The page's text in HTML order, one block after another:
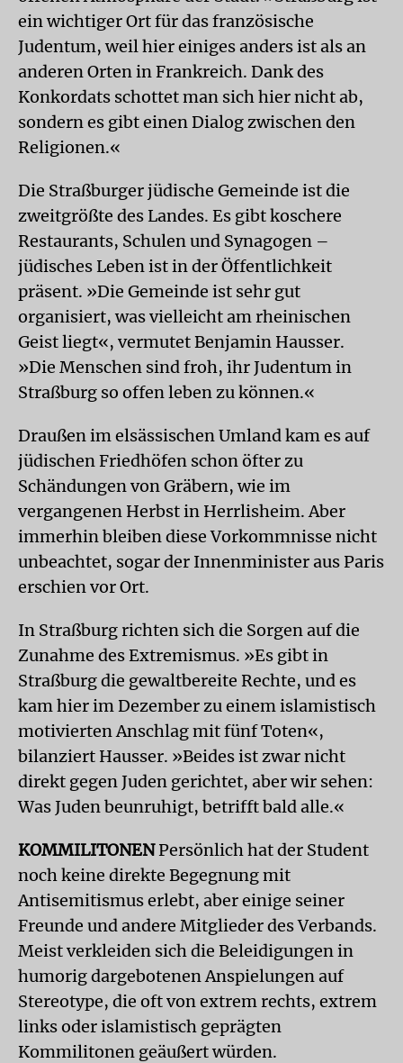
ein wichtiger Ort für das französische
Judentum, weil hier einiges anders ist als an
anderen Orten in Frankreich. Dank des
Konkordats schottet man sich hier nicht ab,
sondern es gibt einen Dialog zwischen den
Religionen.«
Die Straßburger jüdische Gemeinde ist die
zweitgrößte des Landes. Es gibt koschere
Restaurants, Schulen und Synagogen –
jüdisches Leben ist in der Öffentlichkeit
präsent. »Die Gemeinde ist sehr gut
organisiert, was vielleicht am rheinischen
Geist liegt«, vermutet Benjamin Hausser.
»Die Menschen sind froh, ihr Judentum in
Straßburg so offen leben zu können.«
Draußen im elsässischen Umland kam es auf
jüdischen Friedhöfen schon öfter zu
Schändungen von Gräbern, wie im
vergangenen Herbst in Herrlisheim. Aber
immerhin bleiben diese Vorkommnisse nicht
unbeachtet, sogar der Innenminister aus Paris
erschien vor Ort.
In Straßburg richten sich die Sorgen auf die
Zunahme des Extremismus. »Es gibt in
Straßburg die gewaltbereite Rechte, und es
kam hier im Dezember zu einem islamistisch
motivierten Anschlag mit fünf Toten«,
bilanziert Hausser. »Beides ist zwar nicht
direkt gegen Juden gerichtet, aber wir sehen:
Was Juden beunruhigt, betrifft bald alle.«
KOMMILITONENPersönlich hat der Student
noch keine direkte Begegnung mit
Antisemitismus erlebt, aber einige seiner
Freunde und andere Mitglieder des Verbands.
Meist verkleiden sich die Beleidigungen in
humorig dargebotenen Anspielungen auf
Stereotype, die oft von extrem rechts, extrem
links oder islamistisch geprägten
Kommilitonen geäußert würden.